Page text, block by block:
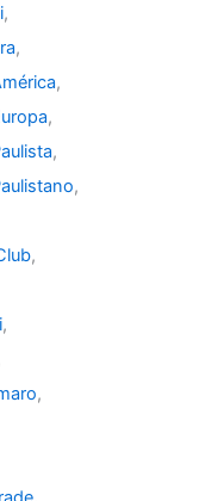
,
,
,
,
,
,
,
,
,